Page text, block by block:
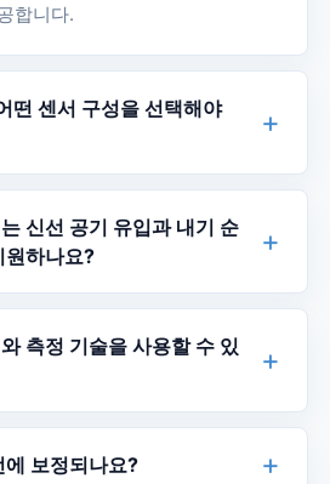
합니다.
떤 센서 구성을 선택해야
신선 공기 유입과 내기 순
원하나요?
측정 기술을 사용할 수 있
보정되나요?